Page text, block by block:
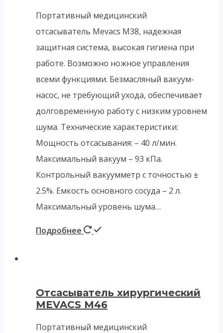
Портативный медицинский
отсасыватель Mevacs M38, надежная
защитная система, высокая гигиена при
работе. Возможно ножное управления
всеми функциями. Безмасляный вакуум-
насос, не требующий ухода, обеспечивает
долговременную работу с низким уровнем
шума. Технические характеристики:
Мощность отсасывания: – 40 л/мин.
Максимальный вакуум – 93 кПа.
Контрольный вакуумметр с точностью ±
2.5%. Емкость основного сосуда – 2 л.
Максимальный уровень шума…
Подробнее
Отсасыватель хирургический
MEVACS M46
Портативный медицинский